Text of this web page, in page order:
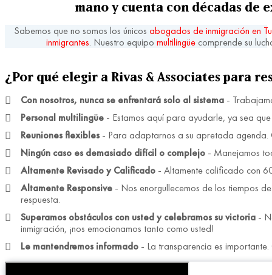
mano y cuenta con décadas de
Sabemos que no somos los únicos abogados de inmigración en
inmigrantes. Nuestro equipo multilingüe comprende su
¿Por qué elegir a Rivas & Associates para
Con nosotros, nunca se enfrentará solo al sistema -
Personal multilingüe - Estamos aquí para ayudarle, ya sea
Reuniones flexibles - Para adaptarnos a su apretada agenda.
Ningún caso es demasiado difícil o complejo - Manejamos
Altamente Revisado y Calificado - Altamente calificado con
Altamente Responsive - Nos enorgullecemos de los tiempos
respuesta.
Superamos obstáculos con usted y celebramos su victoria -
inmigración, ¡nos emocionamos tanto como usted!
Le mantendremos informado - La transparencia es